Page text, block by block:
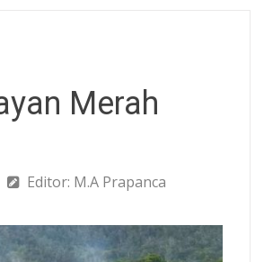
Merah
Editor: M.A Prapanca